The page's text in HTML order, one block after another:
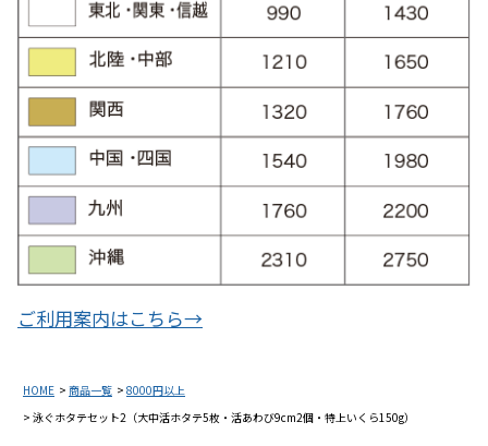
ご利用案内はこちら→
HOME 商品一覧
8000円以上
泳ぐホタテセット2（大中活ホタテ5枚・活あわび9cm2個・特上いくら150g）